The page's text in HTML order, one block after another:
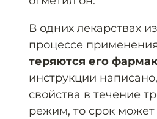
В одних лекарствах
процессе применения
теряются его
инструкции
свойства в течение
режим, то срок может